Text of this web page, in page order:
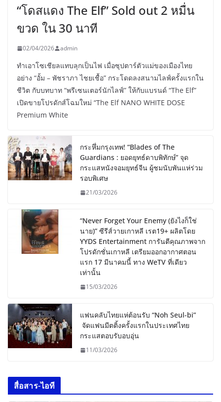
“โดสแดง The Elf” Sold out 2 หมื่น
ขวด ใน 30 นาที
02/04/2026 admin
ทำเอาโซเชียลแทบลุกเป็นไฟ เมื่อซุปตาร์ตัวแม่ของเมืองไทย
อย่าง “อั้ม – พัชราภา ไชยเชื้อ” กระโดดลงสนามไลฟ์ครั้งแรกใน
ชีวิต กับบทบาท “พรีเซนเตอร์นักไลฟ์” ให้กับแบรนด์ “The Elf”
เปิดขายโปรดักส์โฉมใหม่ “The Elf NANO WHITE DOSE
Premium White
กระหึ่มกรุงเทพ! “Blades of The
Guardians : ยอดยุทธ์ดาบพิทักษ์” จุด
กระแสหนังจอมยุทธ์จีน ผู้ชมนับพันแห่ร่วม
รอบพิเศษ
21/03/2026
“Never Forget Your Enemy (ยังไงก็ใช่
นาย)” ซีรีส์วายเกาหลี เรต19+ ผลิตโดย
YYDS Entertainment การันตีคุณภาพจาก
โปรดักชั่นเกาหลี เตรียมออกอากาศตอน
แรก 17 มีนาคมนี้ ทาง WeTV ที่เดียว
เท่านั้น
15/03/2026
แฟนคลับไทยแห่ต้อนรับ “Noh Seul-bi”
จัดแฟนมีตติ้งครั้งแรกในประเทศไทย
กระแสตอบรับอบอุ่น
11/03/2026
สื่อสาร-ไอที